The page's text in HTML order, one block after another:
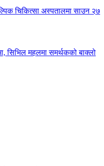
चिकित्सा अस्पतालमा साउन २७
सिभिल महलमा समर्थकको बाक्लो